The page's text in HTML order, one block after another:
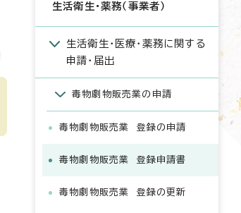
生活衛生・薬務（事業者）
生活衛生・医療・薬務に関する
申請・届出
毒物劇物販売業の申請
毒物劇物販売業 登録の申請
毒物劇物販売業 登録申請書
毒物劇物販売業 登録の更新